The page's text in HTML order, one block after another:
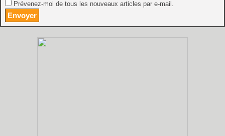
Prévenez-moi de tous les nouveaux articles par e-mail.